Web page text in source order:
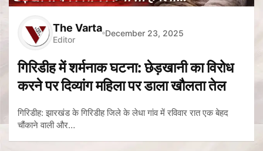
The Varta
Editor
December 23, 2025
गिरिडीह में शर्मनाक घटना: छेड़खानी का विरोध
करने पर दिव्यांग महिला पर डाला खौलता तेल
गिरिडीह: झारखंड के गिरिडीह जिले के लेधा गांव में रविवार रात एक बेहद
चौंकाने वाली और…